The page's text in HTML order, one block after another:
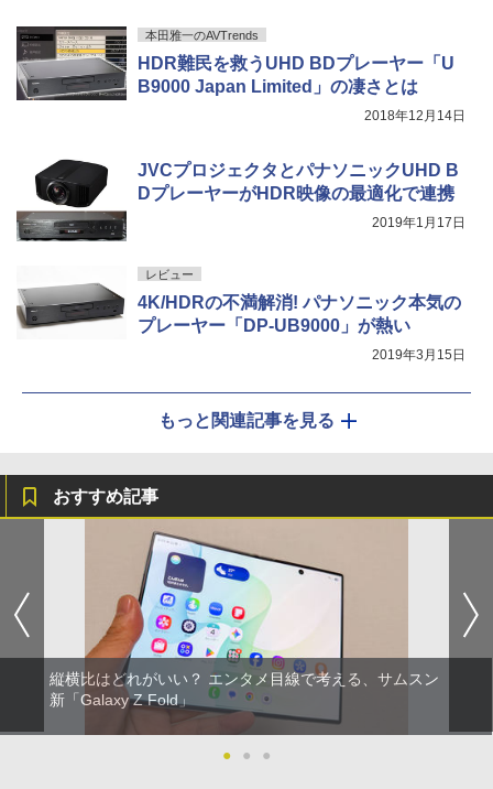
本田雅一のAVTrends
HDR難民を救うUHD BDプレーヤー「U
B9000 Japan Limited」の凄さとは
2018年12月14日
JVCプロジェクタとパナソニックUHD B
DプレーヤーがHDR映像の最適化で連携
2019年1月17日
レビュー
4K/HDRの不満解消! パナソニック本気の
プレーヤー「DP-UB9000」が熱い
2019年3月15日
もっと関連記事を見る
おすすめ記事
縦横比はどれがいい？ エンタメ目線で考える、サムスン
新「Galaxy Z Fold」
● ● ●